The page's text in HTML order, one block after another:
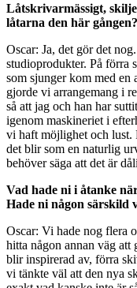
Låtskrivarmässigt,
låtarna den här gången?
Oscar: Ja, det gör det
studioprodukter. På förra
som sjunger kom med en
gjorde vi arrangemang i
så att jag och han har
igenom maskineriet i
vi haft möjlighet och lust.
det blir som en naturlig
behöver säga att det är
Vad hade ni i åtanke
Hade ni någon särskild
Oscar: Vi hade nog flera
hitta någon annan väg
blir inspirerad av, förra
vi tänkte väl att den nya